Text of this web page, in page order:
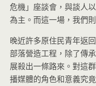
危機」座談會，與談人
為主。而這一場，我們
晚近許多原住民青年返
部落營造工程，除了傳
展殺出一條路來。對這
播媒體的角色和意義究